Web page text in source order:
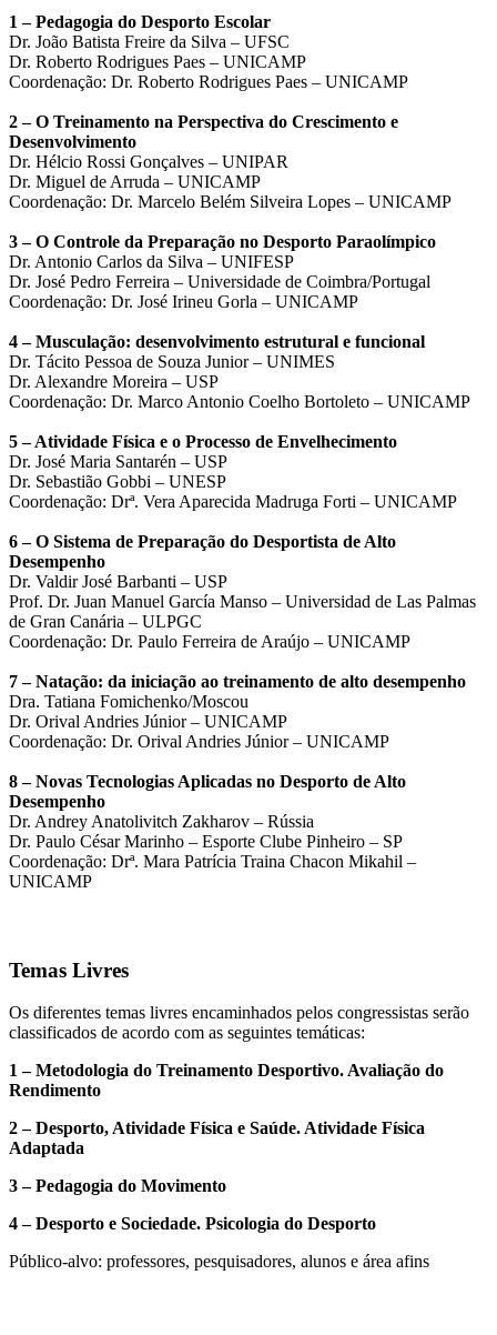
1 – Pedagogia do Desporto Escolar
Dr. João Batista Freire da Silva – UFSC
Dr. Roberto Rodrigues Paes – UNICAMP
Coordenação: Dr. Roberto Rodrigues Paes – UNICAMP
2 – O Treinamento na Perspectiva do Crescimento e
Desenvolvimento
Dr. Hélcio Rossi Gonçalves – UNIPAR
Dr. Miguel de Arruda – UNICAMP
Coordenação: Dr. Marcelo Belém Silveira Lopes – UNICAMP
3 – O Controle da Preparação no Desporto Paraolímpico
Dr. Antonio Carlos da Silva – UNIFESP
Dr. José Pedro Ferreira – Universidade de Coimbra/Portugal
Coordenação: Dr. José Irineu Gorla – UNICAMP
4 – Musculação: desenvolvimento estrutural e funcional
Dr. Tácito Pessoa de Souza Junior – UNIMES
Dr. Alexandre Moreira – USP
Coordenação: Dr. Marco Antonio Coelho Bortoleto – UNICAMP
5 – Atividade Física e o Processo de Envelhecimento
Dr. José Maria Santarén – USP
Dr. Sebastião Gobbi – UNESP
Coordenação: Drª. Vera Aparecida Madruga Forti – UNICAMP
6 – O Sistema de Preparação do Desportista de Alto
Desempenho
Dr. Valdir José Barbanti – USP
Prof. Dr. Juan Manuel García Manso – Universidad de Las Palmas
de Gran Canária – ULPGC
Coordenação: Dr. Paulo Ferreira de Araújo – UNICAMP
7 – Natação: da iniciação ao treinamento de alto desempenho
Dra. Tatiana Fomichenko/Moscou
Dr. Orival Andries Júnior – UNICAMP
Coordenação: Dr. Orival Andries Júnior – UNICAMP
8 – Novas Tecnologias Aplicadas no Desporto de Alto
Desempenho
Dr. Andrey Anatolivitch Zakharov – Rússia
Dr. Paulo César Marinho – Esporte Clube Pinheiro – SP
Coordenação: Drª. Mara Patrícia Traina Chacon Mikahil –
UNICAMP
Temas Livres
Os diferentes temas livres encaminhados pelos congressistas serão
classificados de acordo com as seguintes temáticas:
1 – Metodologia do Treinamento Desportivo. Avaliação do
Rendimento
2 – Desporto, Atividade Física e Saúde. Atividade Física
Adaptada
3 – Pedagogia do Movimento
4 – Desporto e Sociedade. Psicologia do Desporto
Público-alvo: professores, pesquisadores, alunos e área afins